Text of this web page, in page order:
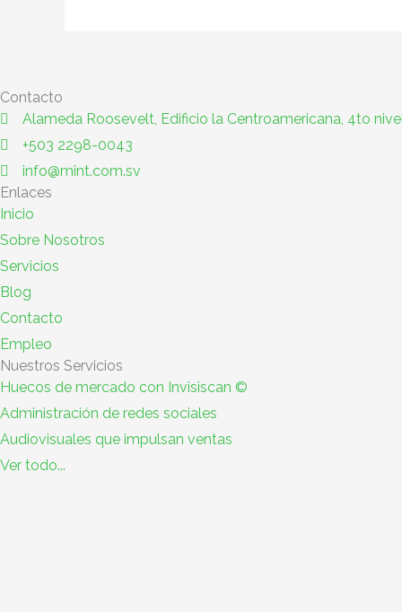
Contacto
Alameda Roosevelt, Edificio la Centroamericana, 4to
+503 2298-0043
info@mint.com.sv
Enlaces
Inicio
Sobre Nosotros
Servicios
Blog
Contacto
Empleo
Nuestros Servicios
Huecos de mercado con Invisiscan ©
Administración de redes sociales
Audiovisuales que impulsan ventas
Ver todo...